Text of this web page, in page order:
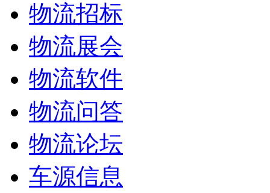
物流招标
物流展会
物流软件
物流问答
物流论坛
车源信息